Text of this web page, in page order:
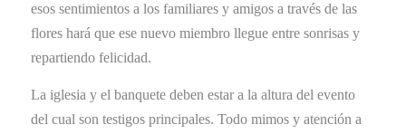
esos sentimientos a los familiares y amigos a través de las
flores hará que ese nuevo miembro llegue entre sonrisas y
repartiendo felicidad.
La iglesia y el banquete deben estar a la altura del evento
del cual son testigos principales. Todo mimos y atención a